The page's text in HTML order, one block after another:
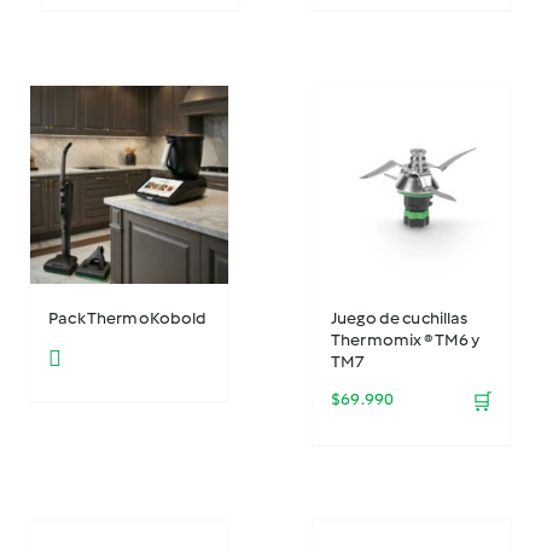
Pack ThermoKobold
Juego de cuchillas
Thermomix ® TM6 y
TM7
$69.990 🛒